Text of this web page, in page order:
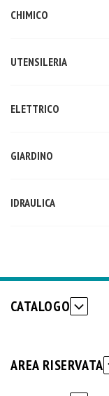
CHIMICO
UTENSILERIA
ELETTRICO
GIARDINO
IDRAULICA
CATALOGO
AREA RISERVATA